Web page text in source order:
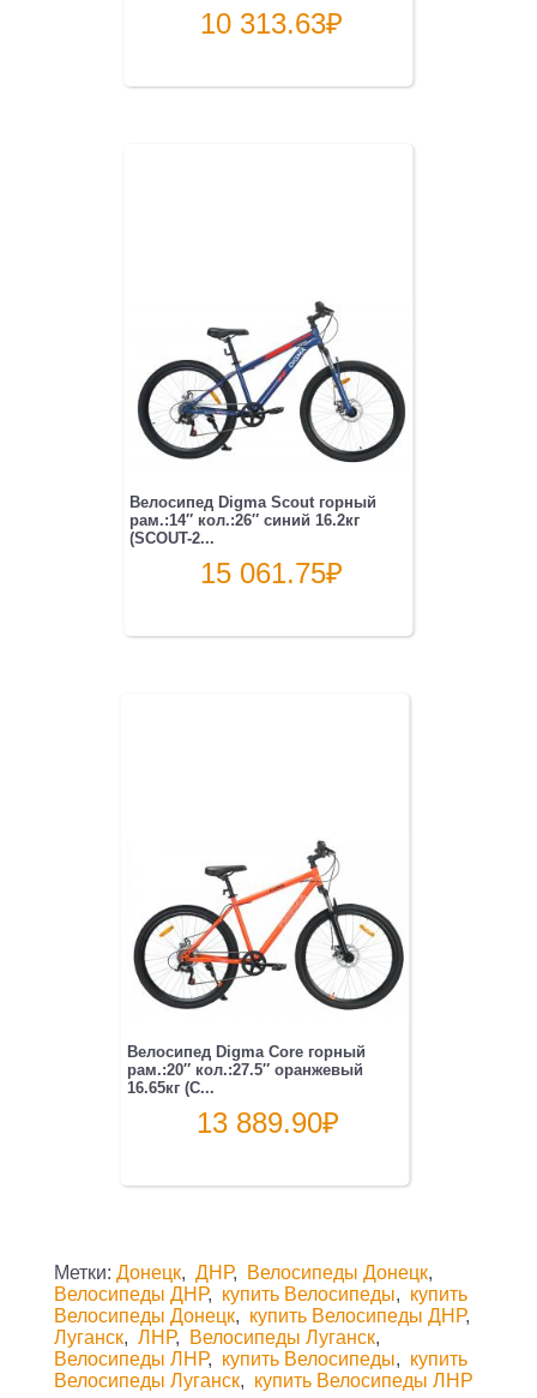
10 313.63₽
Велосипед Digma Scout горный
рам.:14″ кол.:26″ синий 16.2кг
(SCOUT-2...
15 061.75₽
Велосипед Digma Core горный
рам.:20″ кол.:27.5″ оранжевый
16.65кг (C...
13 889.90₽
Метки: Донецк, ДНР, Велосипеды Донецк,
Велосипеды ДНР, купить Велосипеды, купить
Велосипеды Донецк, купить Велосипеды ДНР,
Луганск, ЛНР, Велосипеды Луганск,
Велосипеды ЛНР, купить Велосипеды, купить
Велосипеды Луганск, купить Велосипеды ЛНР